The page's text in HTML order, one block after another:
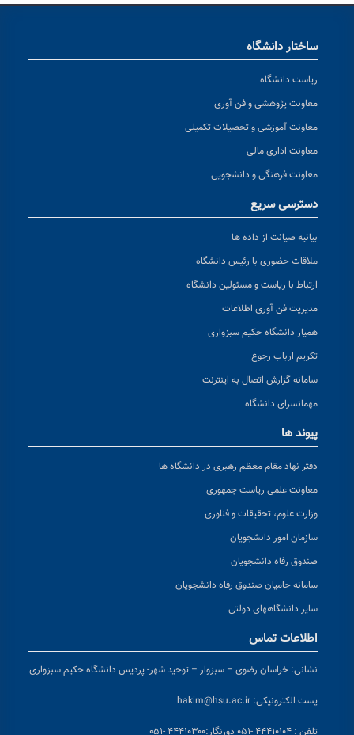
ساختار دانشگاه
ریاست دانشگاه
معاونت پژوهشی و فن آوری
معاونت آموزشی و تحصیلات تکمیلی
معاونت اداری مالی
معاونت فرهنگی و دانشجویی
دسترسی سریع
بیانیه صیانت از داده ها
ملاقات حضوری با رئیس دانشگاه
ارتباط با ریاست و مسئولین دانشگاه
مدیریت فن آوری اطلاعات
همیار دانشگاه حکیم سبزواری
تکریم ارباب رجوع
سامانه گزارش اتصال به اینترنت
مهمانسرای دانشگاه
پیوند ها
دفتر نهاد مقام معظم رهبری در دانشگاه ها
معاونت علمی ریاست جمهوری
وزارت علوم، تحقیقات و فناوری
سازمان امور دانشجویان
صندوق رفاه دانشجویان
سامانه حامیان صندوق رفاه دانشجویان
سایر دانشگاههای دولتی
اطلاعات تماس
نشانی: خراسان رضوی – سبزوار – توحید شهر- پردیس دانشگاه حکیم سبزواری
پست الکترونیکی: hakim@hsu.ac.ir
تلفن : ۴۴۴۱۰۱۰۴ -۰۵۱ دورنگار:۴۴۴۱۰۳۰۰ -۰۵۱